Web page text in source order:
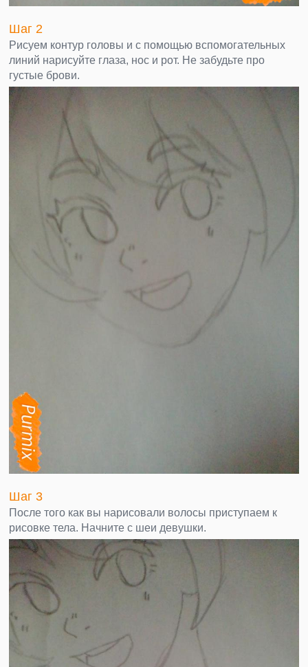
Шаг 2
Рисуем контур головы и с помощью вспомогательных
линий нарисуйте глаза, нос и рот. Не забудьте про
густые брови.
Шаг 3
После того как вы нарисовали волосы приступаем к
рисовке тела. Начните с шеи девушки.